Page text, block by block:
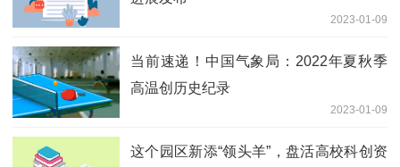
2023-01-09
当前速递！中国气象局：2022年夏秋季
高温创历史纪录
2023-01-09
这个园区新添“领头羊”，盘活高校科创资